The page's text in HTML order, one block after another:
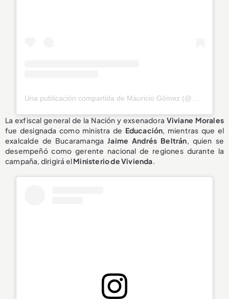
La exfiscal general de la Nación y exsenadora Viviane Morales
fue designada como ministra de Educación, mientras que el
exalcalde de BucaramangaJaime Andrés Beltrán, quien se
desempeñó como gerente nacional de regiones durante la
campaña, dirigirá elMinisterio de Vivienda.